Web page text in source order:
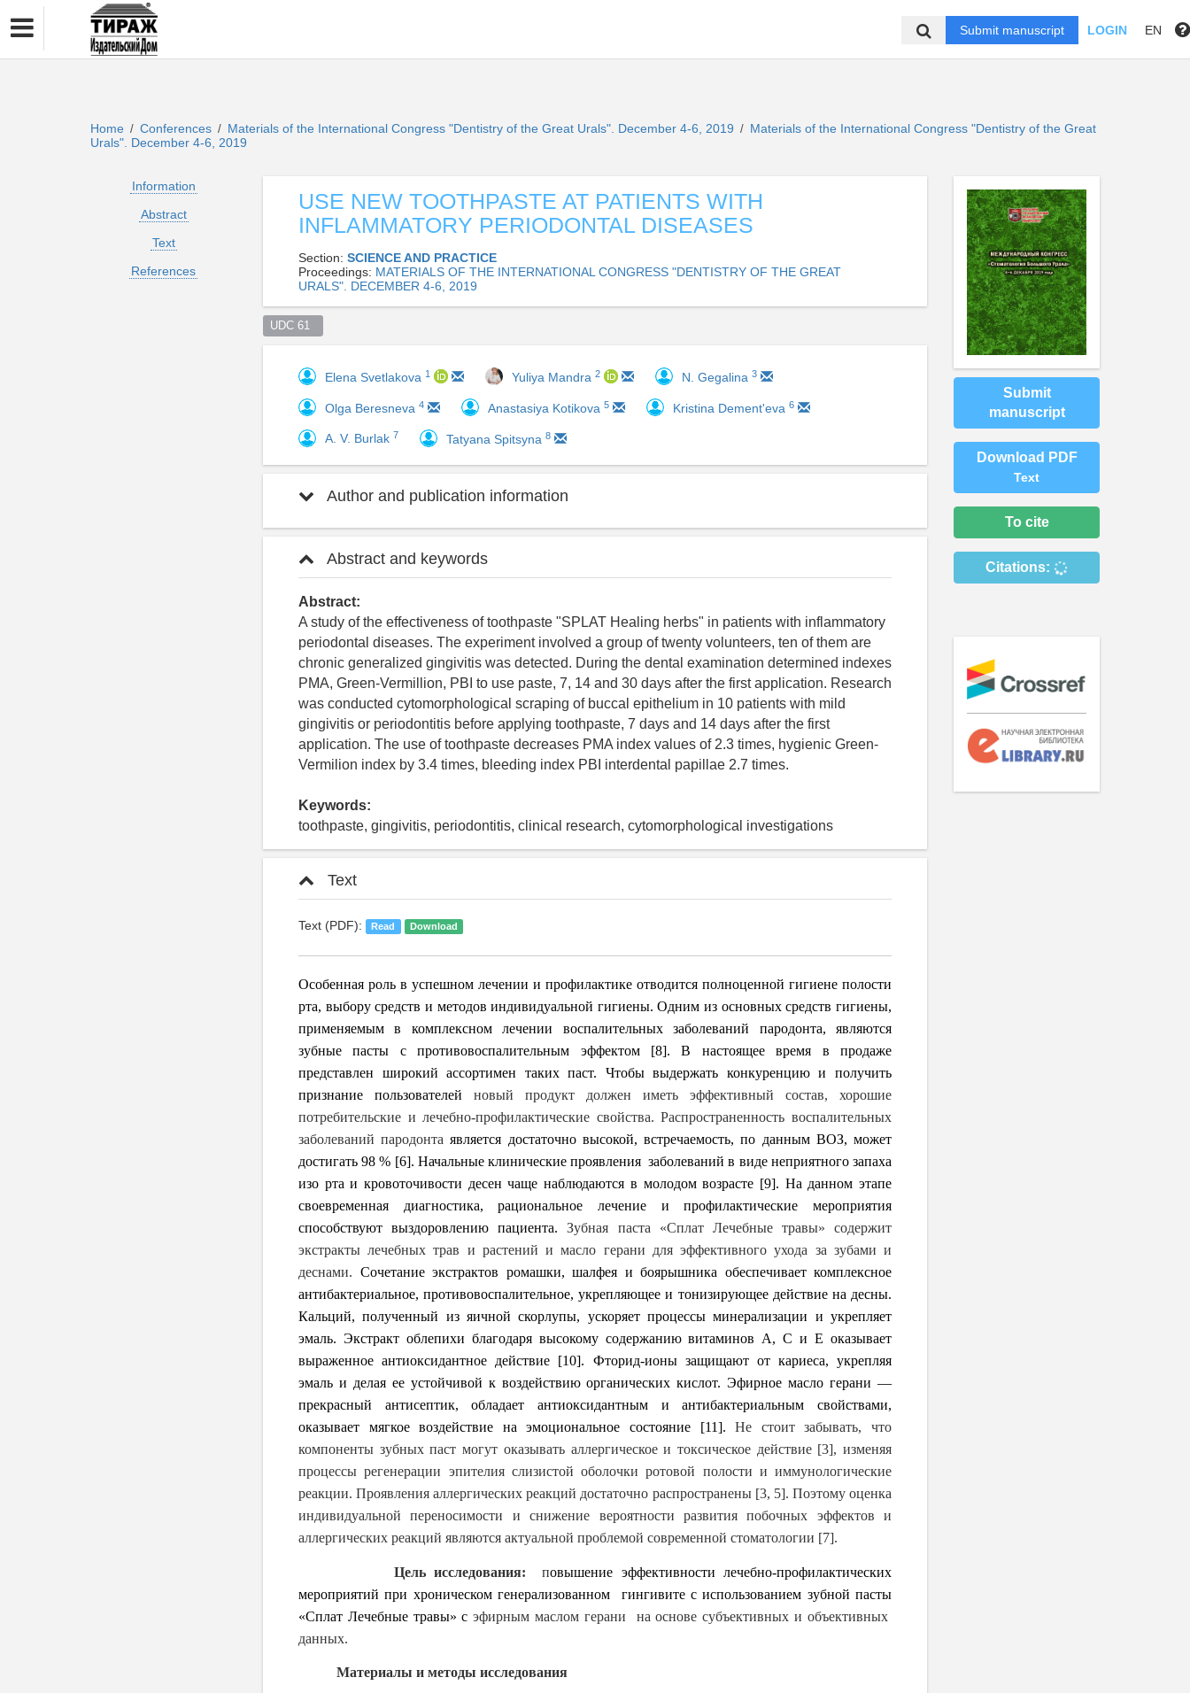
Submit manuscript LOGIN EN
Home / Conferences / Materials of the International Congress "Dentistry of the Great Urals". December 4-6, 2019 / Materials of the International Congress "Dentistry of the Great
Urals". December 4-6, 2019
Information
Abstract
Text
References
USE NEW TOOTHPASTE AT PATIENTS WITH
INFLAMMATORY PERIODONTAL DISEASES
Section: SCIENCE AND PRACTICE
Proceedings: MATERIALS OF THE INTERNATIONAL CONGRESS "DENTISTRY OF THE GREAT
URALS". DECEMBER 4-6, 2019
UDC 61
Elena Svetlakova 1 Yuliya Mandra 2 N. Gegalina 3
Olga Beresneva 4 Anastasiya Kotikova 5 Kristina Dement'eva 6
A. V. Burlak 7 Tatyana Spitsyna 8
Author and publication information
Abstract and keywords
Abstract:
A study of the effectiveness of toothpaste "SPLAT Healing herbs" in patients with inflammatory
periodontal diseases. The experiment involved a group of twenty volunteers, ten of them are
chronic generalized gingivitis was detected. During the dental examination determined indexes
PMA, Green-Vermillion, PBI to use paste, 7, 14 and 30 days after the first application. Research
was conducted cytomorphological scraping of buccal epithelium in 10 patients with mild
gingivitis or periodontitis before applying toothpaste, 7 days and 14 days after the first
application. The use of toothpaste decreases PMA index values of 2.3 times, hygienic Green-
Vermilion index by 3.4 times, bleeding index PBI interdental papillae 2.7 times.
Keywords:
toothpaste, gingivitis, periodontitis, clinical research, cytomorphological investigations
Text
Text (PDF): Read Download
Особенная роль в успешном лечении и профилактике отводится полноценной гигиене полости
рта, выбору средств и методов индивидуальной гигиены. Одним из основных средств гигиены,
применяемым в комплексном лечении воспалительных заболеваний пародонта, являются
зубные пасты с противовоспалительным эффектом [8]. В настоящее время в продаже
представлен широкий ассортимен таких паст. Чтобы выдержать конкуренцию и получить
признание пользователей новый продукт должен иметь эффективный состав, хорошие
потребительские и лечебно-профилактические свойства. Распространенность воспалительных
заболеваний пародонтаявляется достаточно высокой, встречаемость, по данным ВОЗ, может
достигать 98 % [6]. Начальные клинические проявления заболеваний в виде неприятного запаха
изо рта и кровоточивости десен чаще наблюдаются в молодом возрасте [9]. На данном этапе
своевременная диагностика, рациональное лечение и профилактические мероприятия
способствуют выздоровлению пациента.Зубная паста «Сплат Лечебные травы» содержит
экстракты лечебных трав и растений и масло герани для эффективного ухода за зубами и
деснами. Сочетание экстрактов ромашки, шалфея и боярышника обеспечивает комплексное
антибактериальное, противовоспалительное, укрепляющее и тонизирующее действие на десны.
Кальций, полученный из яичной скорлупы, ускоряет процессы минерализации и укрепляет
эмаль. Экстракт облепихи благодаря высокому содержанию витаминов А, С и Е оказывает
выраженное антиоксидантное действие [10]. Фторид-ионы защищают от кариеса, укрепляя
эмаль и делая ее устойчивой к воздействию органических кислот. Эфирное масло герани ―
прекрасный антисептик, обладает антиоксидантным и антибактериальным свойствами,
оказывает мягкое воздействие на эмоциональное состояние [11].Не стоит забывать, что
компоненты зубных паст могут оказывать аллергическое и токсическое действие [3], изменяя
процессы регенерации эпителия слизистой оболочки ротовой полости и иммунологические
реакции. Проявления аллергических реакций достаточно распространены [3, 5]. Поэтому оценка
индивидуальной переносимости и снижение вероятности развития побочных эффектов и
аллергических реакций являются актуальной проблемой современной стоматологии [7].
Цель исследования: повышение эффективности лечебно-профилактических
мероприятий при хроническом генерализованном гингивите с использованием зубной пасты
«Сплат Лечебные травы» с эфирным маслом герани на основе субъективных и объективных
данных.
Материалы и методы исследования
Submit
manuscript
Download PDF
Text
To cite
Citations: